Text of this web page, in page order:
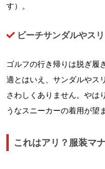
す）。
ビーチサンダルやス
ゴルフの行き帰りは脱ぎ履
適とはいえ、サンダルやス
さわしくありません。やは
うなスニーカーの着用が望
これはアリ？服装マ